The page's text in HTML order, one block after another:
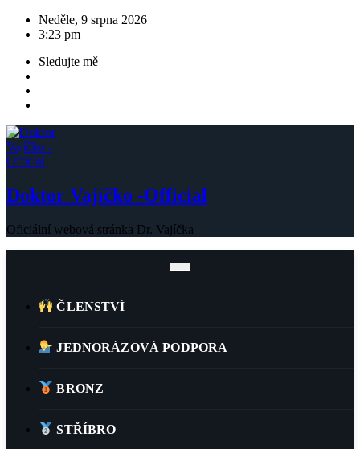
Skip
Neděle, 9 srpna 2026
3:23 pm
Sledujte mě
Doktor Vajíčko -Official
Oficiální webová stránka Dr. Vajíčka
ČLENSTVÍ
JEDNORÁZOVÁ PODPORA
BRONZ
STŘÍBRO